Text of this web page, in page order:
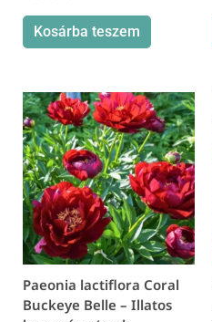
Kosárba teszem
Paeonia lactiflora Coral
Buckeye Belle – Illatos